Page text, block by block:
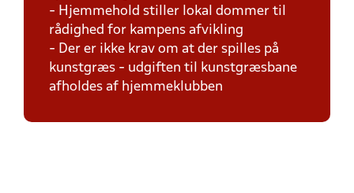
- Hjemmehold stiller lokal dommer til
rådighed for kampens afvikling
- Der er ikke krav om at der spilles på
kunstgræs - udgiften til kunstgræsbane
afholdes af hjemmeklubben